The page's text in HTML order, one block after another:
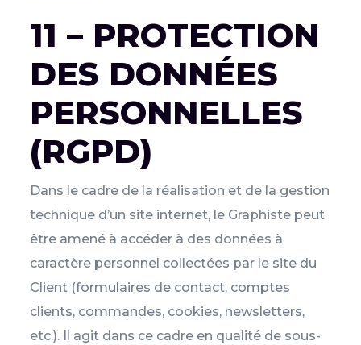
11 – PROTECTION
DES DONNÉES
PERSONNELLES
(RGPD)
Dans le cadre de la réalisation et de la gestion
technique d’un site internet, le Graphiste peut
être amené à accéder à des données à
caractère personnel collectées par le site du
Client (formulaires de contact, comptes
clients, commandes, cookies, newsletters,
etc.). Il agit dans ce cadre en qualité de sous-